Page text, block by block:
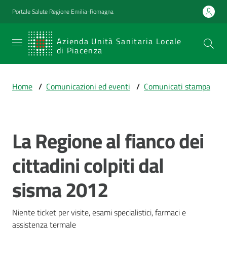
Vai al contenuto
Vai alla navigazione
Vai al footer
Portale Salute Regione Emilia-Romagna
Azienda Unità Sanitaria Locale
di Piacenza
SERVIZIO
SANITARIO
Emilia-
Sanitaria Locale
di Piacenza
Prestazioni
e
percorsi
di
cura
Home / Comunicazioni ed eventi / Comunicati stampa
Salta al contenuto
La Regione al fianco dei
cittadini colpiti dal
sisma 2012
Niente ticket per visite, esami specialistici, farmaci e
assistenza termale